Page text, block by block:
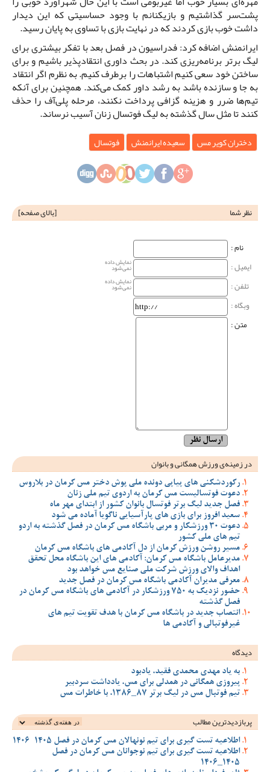
پشت‌سر گذاشتیم و بازیکنانم با وجود حساسیتی که این دیدار
داشت خوب بازی کردند که در نهایت بازی با تساوی به پایان رسید.
ایرانمنش اضافه کرد: فدراسیون در فصل بعد با تفکر بیشتری برای
لیگ برتر برنامه‌ریزی کند. در بحث داوری انتقادپذیر باشیم و برای
ساختن خود سعی کنیم اشتباهات را برطرف کنیم. به نظرم اگر انتقاد
به جا و سازنده باشد به رشد داور کمک می‌کند. همچنین برای آنکه
تیم‌ها ضرر و هزینه گزافی پرداخت نکنند، مرحله پلی‌آف را حذف
کنند تا مثل سال گذشته به لیگ فوتسال زنان آسیب نرساند.
دختران کویر مس سعیده ایرانمنش فوتسال
نظر شما [بالای صفحه]
نام‌ :
ایمیل :
نمایش داده
نمی‌شود
تلفن : نمایش داده
نمی‌شود
وبگاه‌ :
متن :
در زمینه‌ی ورزش همگانی و بانوان
رکوردشکنی های پیاپی دونده ملی پوش دختر مس کرمان در بلاروس
دعوت فوتسالیست مس کرمان به اردوی تیم ملی زنان
فصل جدید لیگ برتر فوتسال بانوان کشور از ابتدای مهر ماه
سعید افروز برای بازی های پارآسیایی ناگویا آماده می شود
دعوت 30 ورزشکار و مربی باشگاه مس کرمان در فصل گذشته به اردو
تیم های ملی کشور
مسیر روشن ورزش کرمان از دل آکادمی های باشگاه مس کرمان
مدیرعامل باشگاه مس کرمان: آکادمی های این باشگاه محل تحقق
اهداف والای ورزش شرکت ملی صنایع مس خواهد بود
معرفی مدیران آکادمی باشگاه مس کرمان در فصل جدید
حضور نزدیک به 750 ورزشکار در آکادمی های باشگاه مس کرمان در
فصل گذشته
انتصاب جدید در باشگاه مس کرمان با هدف تقویت تیم‌ های
غیرفوتبالی و آکادمی‌ ها
دیدگاه
به یاد مهدی محمدی فقید، یادبود
پیروزی همگانی در همدلی برای مس، یادداشت سردبیر
تیم فوتبال مس در لیگ برتر 87_1386، با خاطرات مس
پربازدیدترین‌ مطالب
اطلاعیه تست گیری برای تیم نونهالان مس کرمان در فصل 1405-1406
اطلاعیه تست گیری برای تیم نوجوانان مس کرمان در فصل
1405_1406